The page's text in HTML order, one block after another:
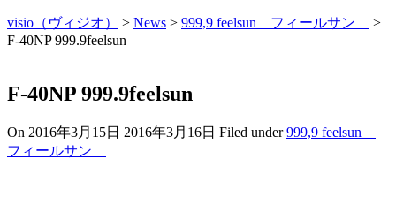
visio（ヴィジオ） > News > 999,9 feelsun フィールサン
>
F-40NP 999.9feelsun
F-40NP 999.9feelsun
On 2016年3月15日 2016年3月16日 Filed under999,9 feelsun
フィールサン